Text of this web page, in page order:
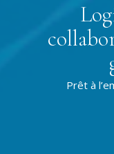
Prêt à